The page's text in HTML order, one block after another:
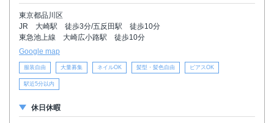
東京都品川区
JR 大崎駅 徒歩3分/五反田駅 徒歩10分
東急池上線 大崎広小路駅 徒歩10分
Google map
服装自由 大量募集 ネイルOK 髪型・髪色自由 ピアスOK
駅近5分以内
休日休暇